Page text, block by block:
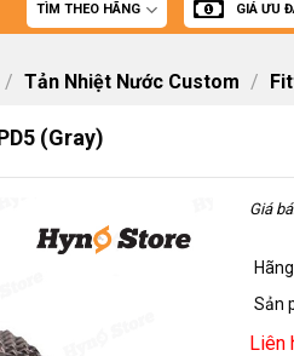
TÌM THEO HÃNG GIÁ ƯU
/ Tản Nhiệt Nước Custom /
(Gray)
Giá
Sản
Liên